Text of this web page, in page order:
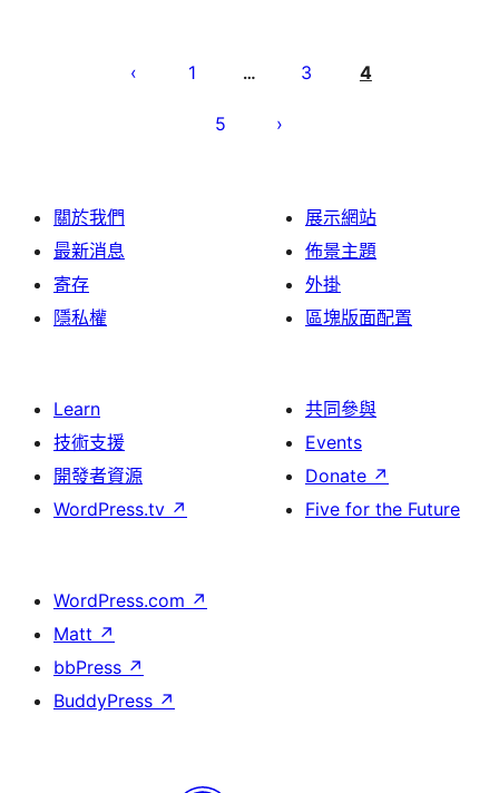
pagination
1 … 3 4
5
關於我們
最新消息
寄存
隱私權
展示網站
佈景主題
外掛
區塊版面配置
Learn
技術支援
開發者資源
WordPress.tv ↗
共同參與
Events
Donate ↗
Five for the Future
WordPress.com ↗
Matt ↗
bbPress ↗
BuddyPress ↗